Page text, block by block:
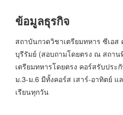
ข้อมูลธุรกิจ
สถาบันกวดวิชาเตรียมทหาร ซีเอส
บุรีรัมย์ (สอบถามโดยตรง ณ สถาน
เตรียมทหารโดยตรง คอร์สรับปร
ม.3-ม.6 มีทั้งคอร์ส เสาร์-อาทิตย์ แ
เรียนทุกวัน